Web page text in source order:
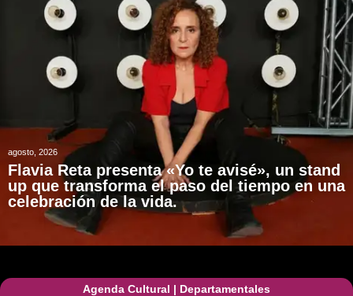
agosto, 2026
Flavia Reta presenta «Yo te avisé», un stand
up que transforma el paso del tiempo en una
celebración de la vida.
Agenda Cultural | Departamentales